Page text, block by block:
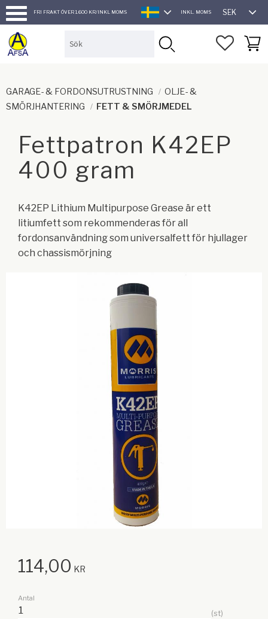
Meny
FRI FRAKT ÖVER 1.600 KR/INKL MOMS
SVENSKA
INKL. MOMS SEK
GARAGE- & FORDONSUTRUSTNING
OLJE- &
SMÖRJHANTERING
FETT & SMÖRJMEDEL
Fettpatron K42EP
400 gram
K42EP Lithium Multipurpose Grease är ett
litiumfett som rekommenderas för all
fordonsanvändning som universalfett för hjullager
och chassismörjning
114,00 KR
Antal
st